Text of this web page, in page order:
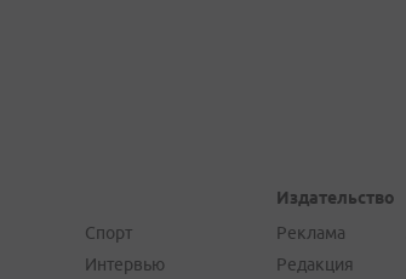
Спорт
Интервью
Издательство
Реклама
Редакция